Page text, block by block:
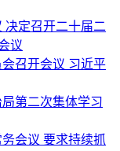
决定召开二十届二
议
召开会议 习近平
第二次集体学习
会议 要求持续抓